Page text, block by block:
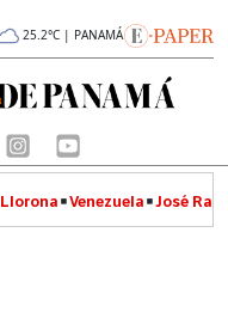
25.2°C | PANAMÁ
Venezuela José